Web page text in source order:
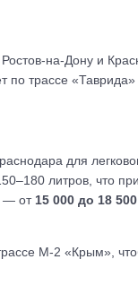
на-Дону и
по трассе
для
литров, что
— от 15 000 до 18
М-2 «Крым»,